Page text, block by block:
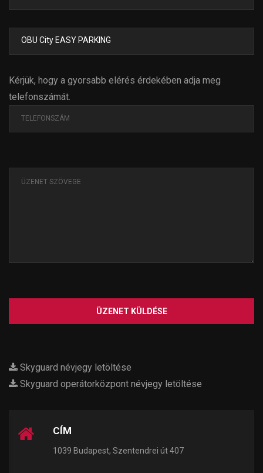
Kérjük, hogy a gyorsabb elérés érdekében adja meg
telefonszámát.
ÜZENET KÜLDÉSE
Skyguard névjegy letöltése
Skyguard operátorközpont névjegy letöltése
CÍM
1039 Budapest, Szentendrei út 407